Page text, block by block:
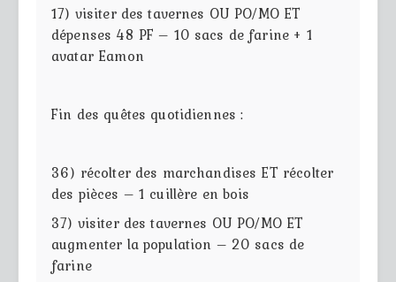
17) visiter des tavernes OU PO/MO ET
dépenses 48 PF – 10 sacs de farine + 1
avatar Eamon
Fin des quêtes quotidiennes :
36) récolter des marchandises ET récolter
des pièces – 1 cuillère en bois
37) visiter des tavernes OU PO/MO ET
augmenter la population – 20 sacs de
farine